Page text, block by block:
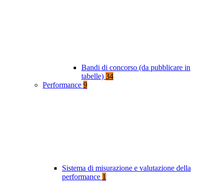
Bandi di concorso (da pubblicare in
tabelle) 34
Performance 9
Sistema di misurazione e valutazione della
performance 1